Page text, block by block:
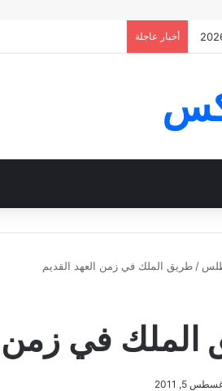
أخبار عاجلة
/ طريق الملك في زمن العهد القديم
في زمن
5, 2011